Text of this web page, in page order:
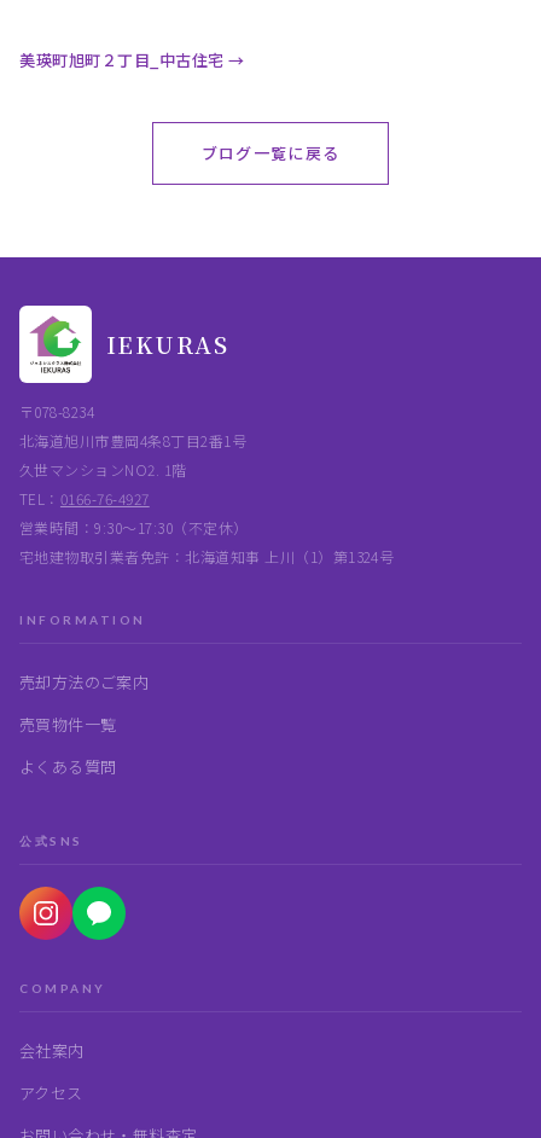
美瑛町旭町２丁目_中古住宅 →
ブログ一覧に戻る
IEKURAS
〒078-8234
北海道旭川市豊岡4条8丁目2番1号
久世マンションNO2. 1階
TEL： 0166-76-4927
営業時間：9:30〜17:30（不定休）
宅地建物取引業者免許：北海道知事 上川（1）第1324号
INFORMATION
売却方法のご案内
売買物件一覧
よくある質問
公式SNS
COMPANY
会社案内
アクセス